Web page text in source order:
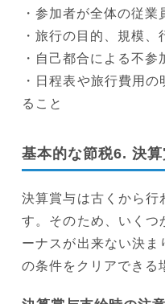
・参加者が全体の従
・旅行の目的、規模
・自己都合による不
・日程表や旅行費用
ること
基本的な節税6. 決
決算賞与は古くから行
す。そのため、いくつ
ーナスが出来ない決
の条件をクリアできる